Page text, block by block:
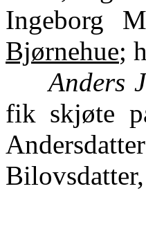
Ingeborg
Bjørnehue;
Anders
fik skjøte